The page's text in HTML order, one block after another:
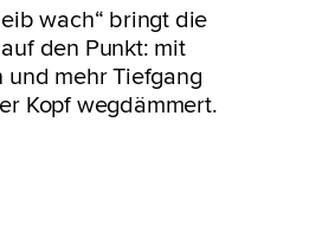
wach“ bringt die
den Punkt: mit
mehr Tiefgang
Kopf wegdämmert.